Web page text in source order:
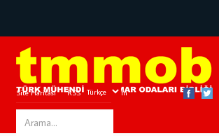
Site Haritası RSS Bize Ulaşın